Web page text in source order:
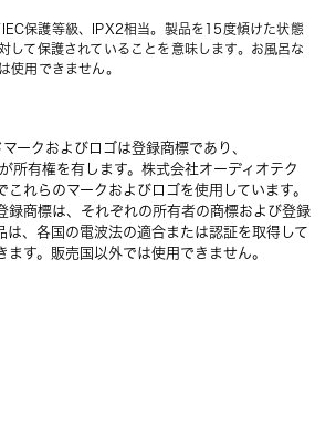
保護等級、IPX2相当。製品を15度傾けた状態
して保護されていることを意味します。お風呂な
使用できません。
クおよびロゴは登録商標であり、
所有権を有します。株式会社オーディオテク
れらのマークおよびロゴを使用しています。
録商標は、それぞれの所有者の商標および登録
、各国の電波法の適合または認証を取得して
ます。販売国以外では使用できません。